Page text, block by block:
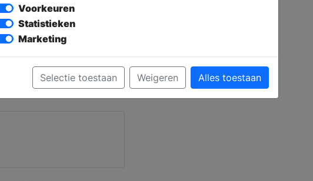
Voorkeuren
Statistieken
Marketing
Selectie toestaan Weigeren Alles toestaan